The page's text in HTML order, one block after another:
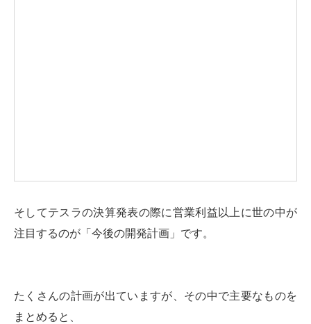
そしてテスラの決算発表の際に営業利益以上に世の中が
注目するのが「今後の開発計画」です。
たくさんの計画が出ていますが、その中で主要なものを
まとめると、